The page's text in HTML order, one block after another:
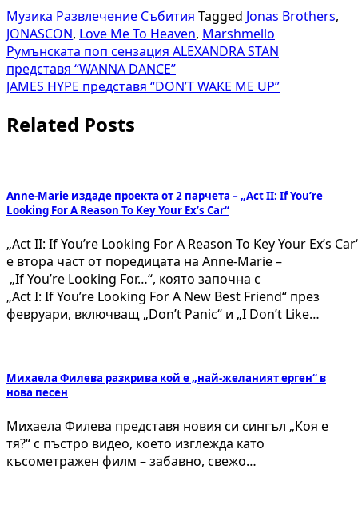
Музика Развлечение Събития Tagged Jonas Brothers,
JONASCON, Love Me To Heaven, Marshmello
Навигация
Румънската поп сензация ALEXANDRA STAN
представя “WANNA DANCE”
JAMES HYPE представя “DON’T WAKE ME UP”
Related Posts
Anne-Marie издаде проекта от 2 парчета – „Act II: If You’re
Looking For A Reason To Key Your Ex’s Car“
„Act II: If You’re Looking For A Reason To Key Your Ex’s
е втора част от поредицата на Anne-Marie –
„If You’re Looking For…“, която започна с
„Act I: If You’re Looking For A New Best Friend“ през
февруари, включващ „Don’t Panic“ и „I Don’t Like…
Михаела Филева разкрива кой е „най-желаният ерген“ в
нова песен
Михаела Филева представя новия си сингъл „Коя е
тя?“ с пъстро видео, което изглежда като
късометражен филм – забавно, свежо…